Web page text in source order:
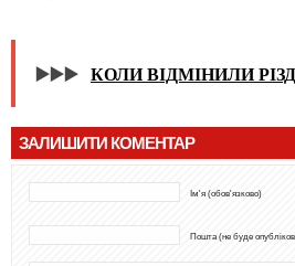
▶️▶️▶️ КОЛИ ВІДМІНИЛИ
ЗАЛИШИТИ КОМЕНТАР
Ім'я (обов'язково)
Пошта (не буде